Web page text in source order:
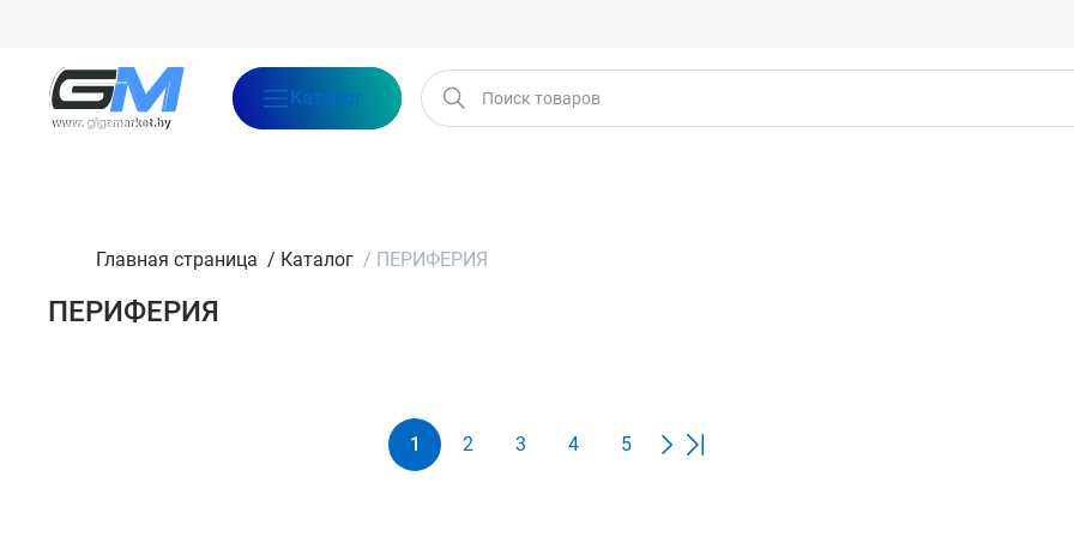
Каталог
Главная страница / Каталог / ПЕРИФЕРИЯ
ПЕРИФЕРИЯ
1 2 3 4 5